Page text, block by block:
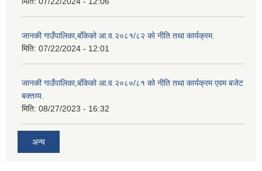
जानकी गाउँपालिका,बाँकेको आ.व.२०८१/८२ को नीति तथा कार्यक्रम.
मिति: 07/22/2024 - 12:01
जानकी गाउँपालिका,बाँकेको आ.व.२०८०/८१ को नीति तथा कार्यक्रम एवम बजेट
बक्तव्य.
मिति: 08/27/2023 - 16:32
अन्य